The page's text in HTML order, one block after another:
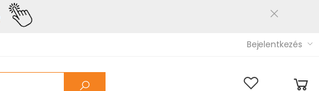
Bejelentkezés